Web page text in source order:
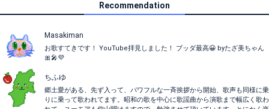
Recommendation
Masakiman
お歌すてきです！ YouTube拝見しました！ ブッダ最高😀 byたざ美ちゃん
🎀🎤💜
ちふゆ
郷土愛がある、先ず入って、パワフルな一斉挨拶から開始、歌声も同様に乗
りに乗って歌われてます。昭和の歌を中心に歌謡曲から演歌まで幅広く歌わ